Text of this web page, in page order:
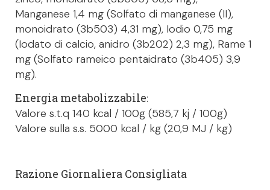
Manganese 1,4 mg (Solfato di manganese (II),
monoidrato (3b503) 4,31 mg), Iodio 0,75 mg
(Iodato di calcio, anidro (3b202) 2,3 mg), Rame 1
mg (Solfato rameico pentaidrato (3b405) 3,9
mg).
Energia metabolizzabile:
Valore s.t.q 140 kcal / 100g (585,7 kj / 100g)
Valore sulla s.s. 5000 kcal / kg (20,9 MJ / kg)
Razione Giornaliera Consigliata